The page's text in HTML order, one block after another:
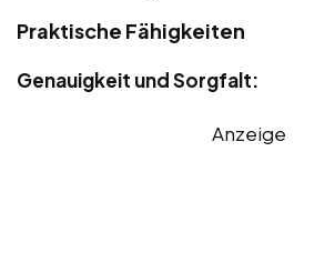
Praktische Fähigkeiten
Genauigkeit und Sorgfalt:
Anzeige